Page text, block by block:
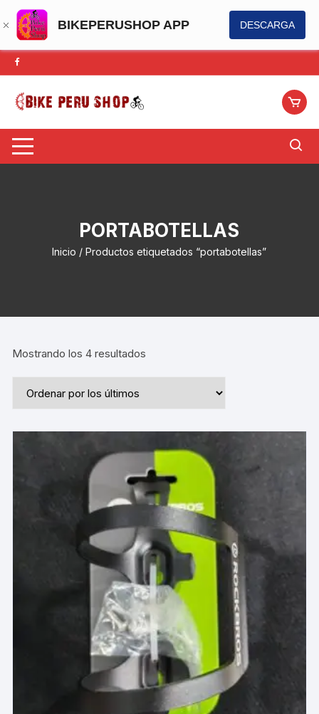
BIKEPERUSHOP APP DESCARGA
Saltar
al
contenido
PORTABOTELLAS
Inicio / Productos etiquetados “portabotellas”
Mostrando los 4 resultados